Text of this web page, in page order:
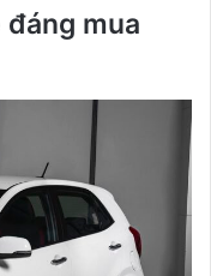
đáng mua